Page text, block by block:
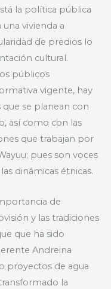
la política pública
vivienda a
de predios lo
cultural.
públicos
vigente, hay
se planean con
así como con las
que trabajan por
pues son voces
dinámicas étnicas.
de
y las tradiciones
que ha sido
Andreina
proyectos de agua
la